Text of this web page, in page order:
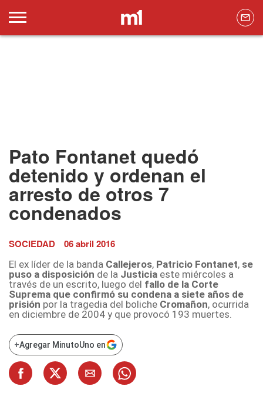
Pato Fontanet quedó
detenido y ordenan el
arresto de otros 7
condenados
SOCIEDAD 06 abril 2016
El ex líder de la banda Callejeros, Patricio Fontanet, se
puso a disposición de la Justicia este miércoles a
través de un escrito, luego del fallo de la Corte
Suprema que confirmó su condena a siete años de
prisión por la tragedia del boliche Cromañon, ocurrida
en diciembre de 2004 y que provocó 193 muertes.
+Agregar MinutoUno en